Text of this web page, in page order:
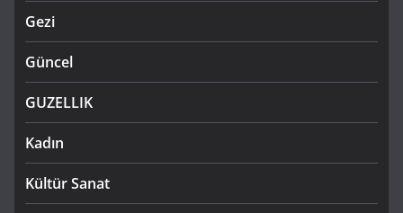
Gezi
Güncel
GUZELLIK
Kadın
Kültür Sanat